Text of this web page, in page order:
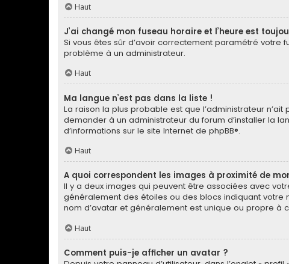
Haut
J’ai changé mon fuseau horaire et l’heure est
Si vous êtes sûr d’avoir correctement paramétré votre
problème à un administrateur.
Haut
Ma langue n’est pas dans la liste !
La raison la plus probable est que l’administrateur
demander à un administrateur du forum d’installer la
d’informations sur le site Internet de phpBB®.
Haut
A quoi correspondent les images à proximité de
Il y a deux images qui peuvent être associées avec
généralement des étoiles ou des blocs indiquant votre
nom d’avatar et généralement est unique ou propre à
Haut
Comment puis-je afficher un avatar ?